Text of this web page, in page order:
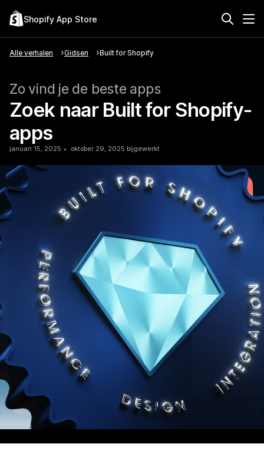
Shopify App Store
Alle verhalen Gidsen Built for Shopify
Zo vind je de beste apps
Zoek naar Built for Shopify-
apps
januari 15, 2025 oktober 29, 2025 bijgewerkt